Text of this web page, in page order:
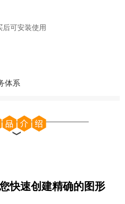
后可安装使用
体系
快速创建精确的图形